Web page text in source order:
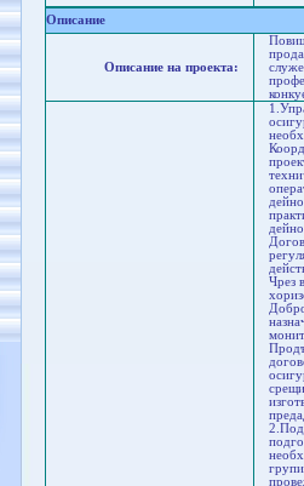
Описание
Описание на проекта:
Чрез